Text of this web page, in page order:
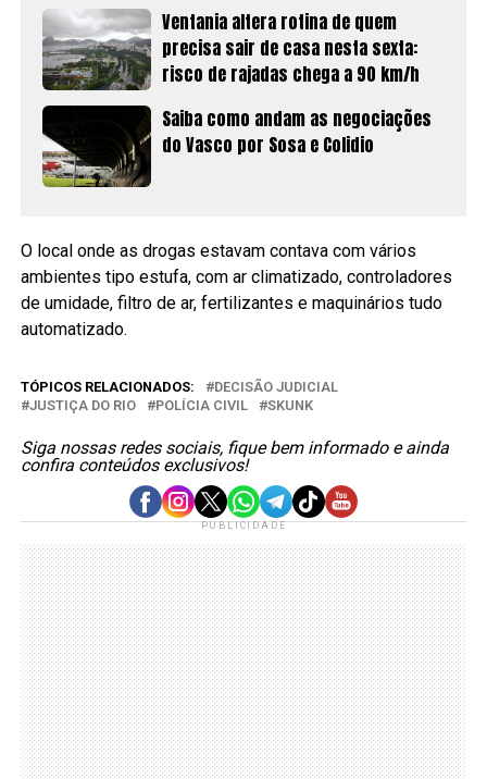
Ventania altera rotina de quem
precisa sair de casa nesta sexta:
risco de rajadas chega a 90 km/h
Saiba como andam as negociações
do Vasco por Sosa e Colidio
O local onde as drogas estavam contava com vários
ambientes tipo estufa, com ar climatizado, controladores
de umidade, filtro de ar, fertilizantes e maquinários tudo
automatizado.
TÓPICOS RELACIONADOS:
DECISÃO JUDICIAL
JUSTIÇA DO RIO
POLÍCIA CIVIL SKUNK
Siga nossas redes sociais, fique bem informado e ainda
confira conteúdos exclusivos!
PUBLICIDADE